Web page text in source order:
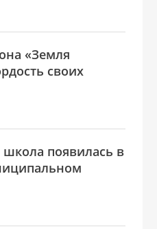
«Земля
своих
появилась в